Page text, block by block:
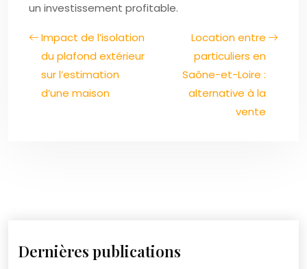
un investissement profitable.
Impact de l’isolation
du plafond extérieur
sur l’estimation
d’une maison
Location entre
particuliers en
Saône-et-Loire :
alternative à la
vente
Dernières publications